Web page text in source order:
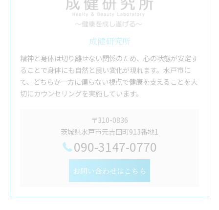
成健研究所
精神と身体は切り離せない関係のため、心の状態が安定す
ることで身体にも自然と良い変化が現れます。水戸市に
て、どちらか一方に偏らない視点で健康を支えることを大
切にカウンセリングを実施しています。
〒310-0836
茨城県水戸市元吉田町913番地1
090-3147-0770
お問い合わせはこちら